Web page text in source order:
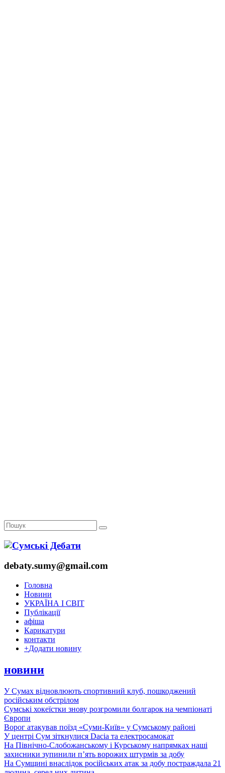
debaty.sumy@gmail.com
Головна
Новини
УКРАЇНА І СВІТ
Публікації
афіша
Карикатури
контакти
+Додати новину
новини
У Сумах відновлюють спортивний клуб, пошкоджений
російським обстрілом
Сумські хокеїстки знову розгромили болгарок на чемпіонаті
Європи
Ворог атакував поїзд «Суми-Київ» у Сумському районі
У центрі Сум зіткнулися Dacia та електросамокат
На Північно-Слобожанському і Курському напрямках наші
захисники зупинили п’ять ворожих штурмів за добу
На Сумщині внаслідок російських атак за добу постраждала 21